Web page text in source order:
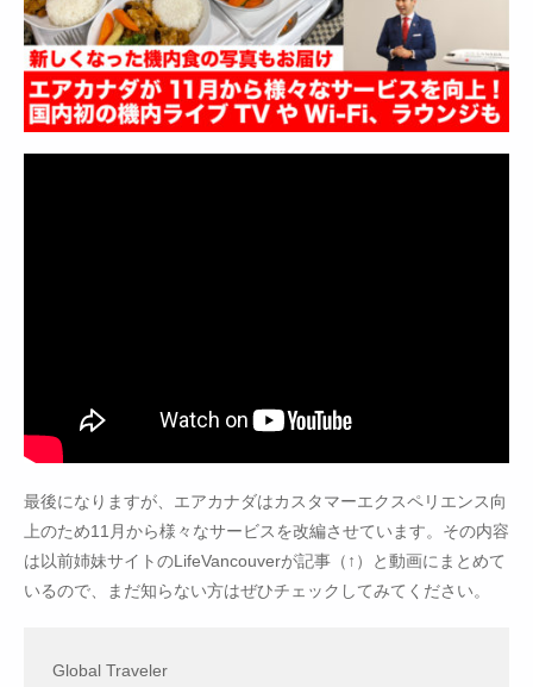
最後になりますが、エアカナダはカスタマーエクスペリエンス向
上のため11月から様々なサービスを改編させています。その内容
は以前姉妹サイトのLifeVancouverが記事（↑）と動画にまとめて
いるので、まだ知らない方はぜひチェックしてみてください。
Global Traveler